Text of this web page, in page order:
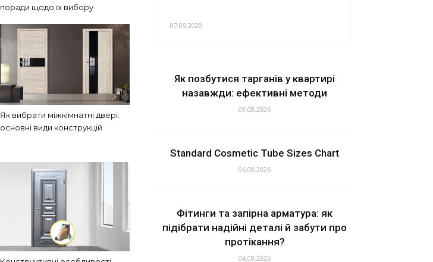
поради щодо їх вибору
Як вибрати міжкімнатні двері:
основні види конструкцій
07.05.2020
Як позбутися тарганів у квартирі
назавжди: ефективні методи
09.08.2026
Standard Cosmetic Tube Sizes Chart
06.08.2026
Фітинги та запірна арматура: як
підібрати надійні деталі й забути про
протікання?
04.08.2026